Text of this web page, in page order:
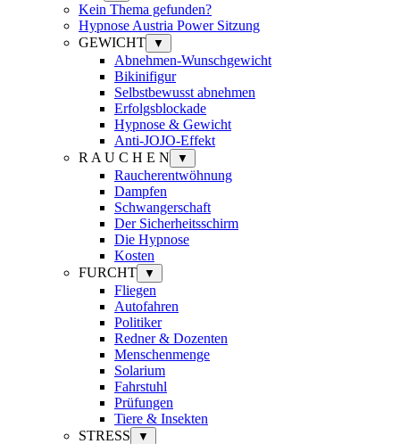
Kein Thema gefunden?
Hypnose Austria Power Sitzung
GEWICHT
▼
Abnehmen-Wunschgewicht
Bikinifigur
Selbstbewusst abnehmen
Erfolgsblockade
Hypnose & Gewicht
Anti-JOJO-Effekt
R A U C H E N
▼
Raucherentwöhnung
Dampfen
Schwangerschaft
Der Sicherheitsschirm
Die Hypnose
Kosten
FURCHT
▼
Fliegen
Autofahren
Politiker
Redner & Dozenten
Menschenmenge
Solarium
Fahrstuhl
Prüfungen
Tiere & Insekten
STRESS
▼